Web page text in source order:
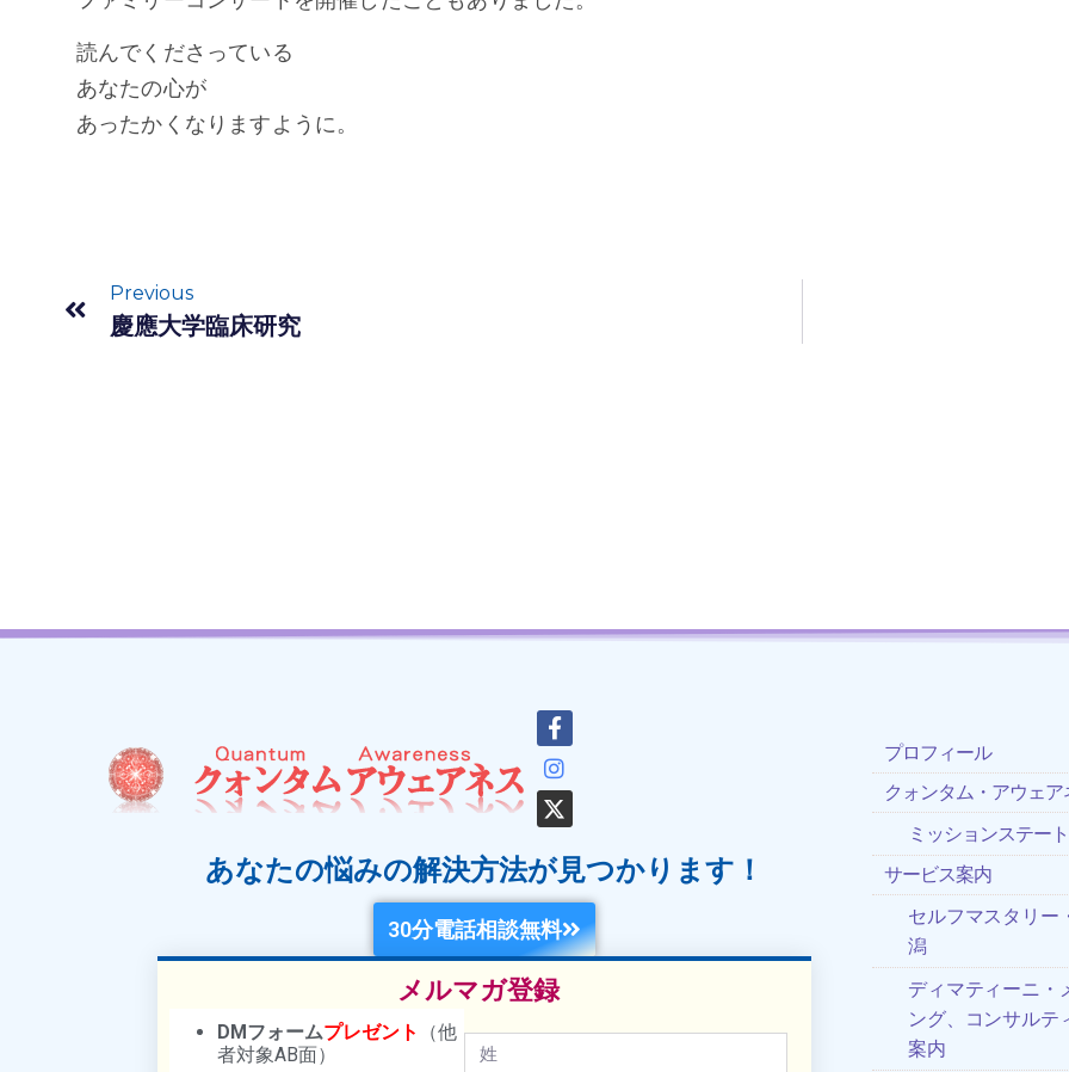
読んでくださっている
あなたの心が
あったかくなりますように。
Previous
慶應大学臨床研究
あなたの悩みの解決方法が見つかります！
30分電話相談無料
メルマガ登録
DMフォームプレゼント
（他
者対象AB面）
プロフィール
クォンタム・アウェア
ミッションステー
サービス案内
セルフマスタリー
潟
ディマティーニ・
ング、コンサルテ
案内